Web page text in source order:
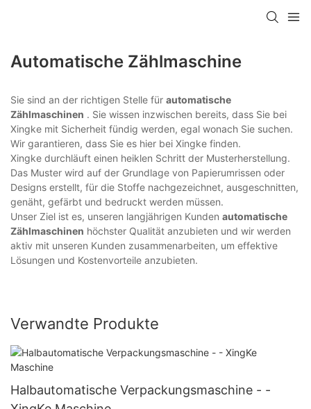
Automatische Zählmaschine
Sie sind an der richtigen Stelle für automatische
Zählmaschinen . Sie wissen inzwischen bereits, dass Sie bei
Xingke mit Sicherheit fündig werden, egal wonach Sie suchen.
Wir garantieren, dass Sie es hier bei Xingke finden.
Xingke durchläuft einen heiklen Schritt der Musterherstellung.
Das Muster wird auf der Grundlage von Papierumrissen oder
Designs erstellt, für die Stoffe nachgezeichnet, ausgeschnitten,
genäht, gefärbt und bedruckt werden müssen.
Unser Ziel ist es, unseren langjährigen Kunden automatische
Zählmaschinen höchster Qualität anzubieten und wir werden
aktiv mit unseren Kunden zusammenarbeiten, um effektive
Lösungen und Kostenvorteile anzubieten.
Verwandte Produkte
Halbautomatische Verpackungsmaschine - -